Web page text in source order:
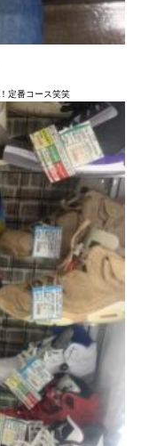
その後は近くにある、マンガ倉庫泡瀬店に行ってきましたー！定番コース笑笑